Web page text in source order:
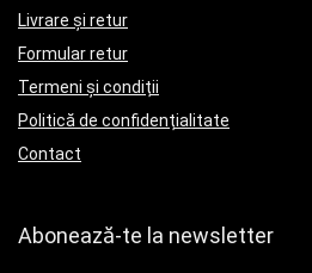
Livrare și retur
Formular retur
Termeni și condiții
Politică de confidențialitate
Contact
Abonează-te la newsletter